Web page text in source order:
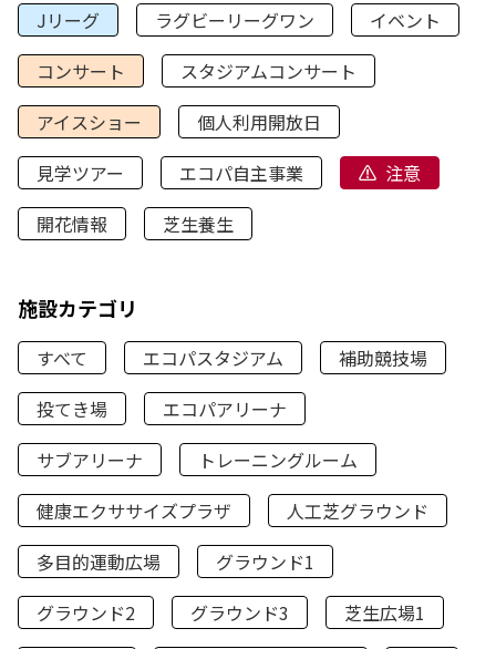
Jリーグ
ラグビーリーグワン
イベント
コンサート
スタジアムコンサート
アイスショー
個人利用開放日
見学ツアー
エコパ自主事業
注意
開花情報
芝生養生
施設カテゴリ
すべて エコパスタジアム
補助競技場
投てき場
エコパアリーナ
サブアリーナ
トレーニングルーム
健康エクササイズプラザ
人工芝グラウンド
多目的運動広場
グラウンド1
グラウンド2
グラウンド3
芝生広場1